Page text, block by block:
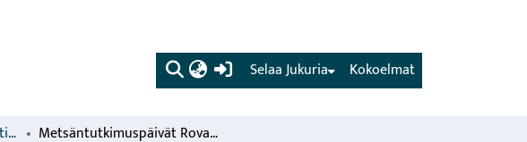
(current) Kokoelmat
Selaa Jukuria
Metsäntutkimuslaitoksen tiedonantoja Metsäntutkimuspäivät Rovaniemellä 1981.